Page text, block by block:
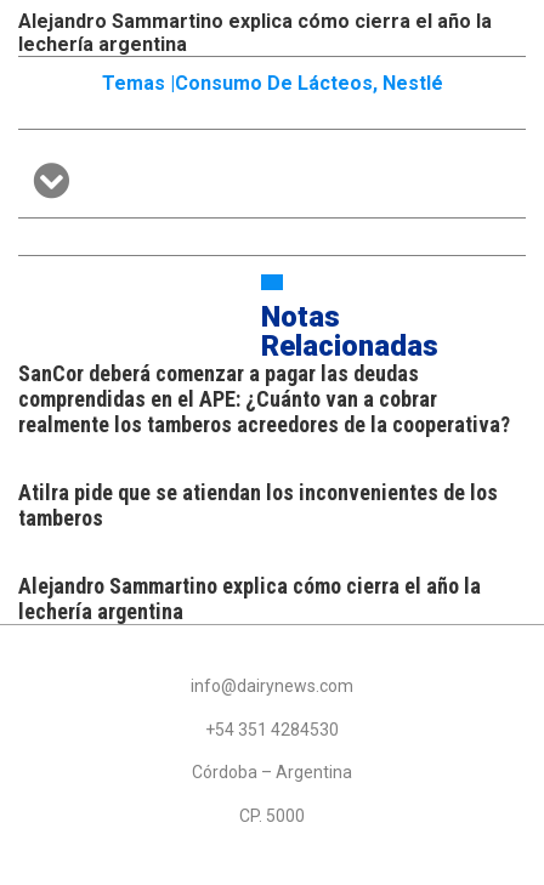
Alejandro Sammartino explica cómo cierra el año la
lechería argentina
Temas | Consumo De Lácteos, Nestlé
Notas
Relacionadas
SanCor deberá comenzar a pagar las deudas
comprendidas en el APE: ¿Cuánto van a cobrar
realmente los tamberos acreedores de la cooperativa?
Atilra pide que se atiendan los inconvenientes de los
tamberos
Alejandro Sammartino explica cómo cierra el año la
lechería argentina
info@dairynews.com
+54 351 4284530
Córdoba – Argentina
CP. 5000